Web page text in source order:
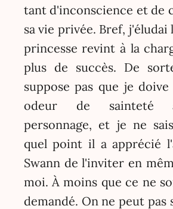
tant d'inconscience et de
sa vie privée. Bref, j'éludai
princesse revint à la
plus de succès. De
suppose pas que je
odeur de sainteté
personnage, et je ne
quel point il a apprécié
Swann de l'inviter en
moi. À moins que ce ne
demandé. On ne peut pas